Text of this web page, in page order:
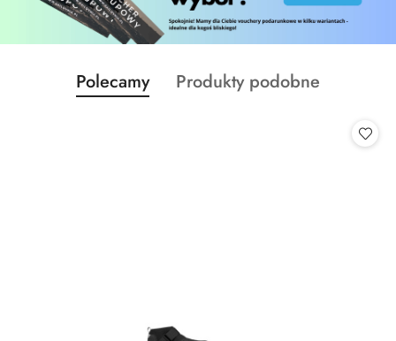
Pomiń karuzelę produktów
Produkty
o
Polecamy
Produkty
Produkty podobne